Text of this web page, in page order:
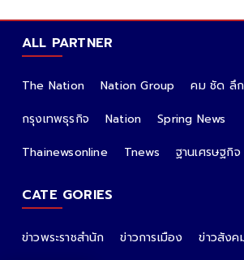
ALL PARTNER
The Nation Nation Group
คม ชัด ลึก
กรุงเทพธุรกิจ
Nation
Spring News
Thainewsonline
Tnews ฐานเศรษฐกิจ
CATE GORIES
ข่าวพระราชสำนัก ข่าวการเมือง ข่าวสังค